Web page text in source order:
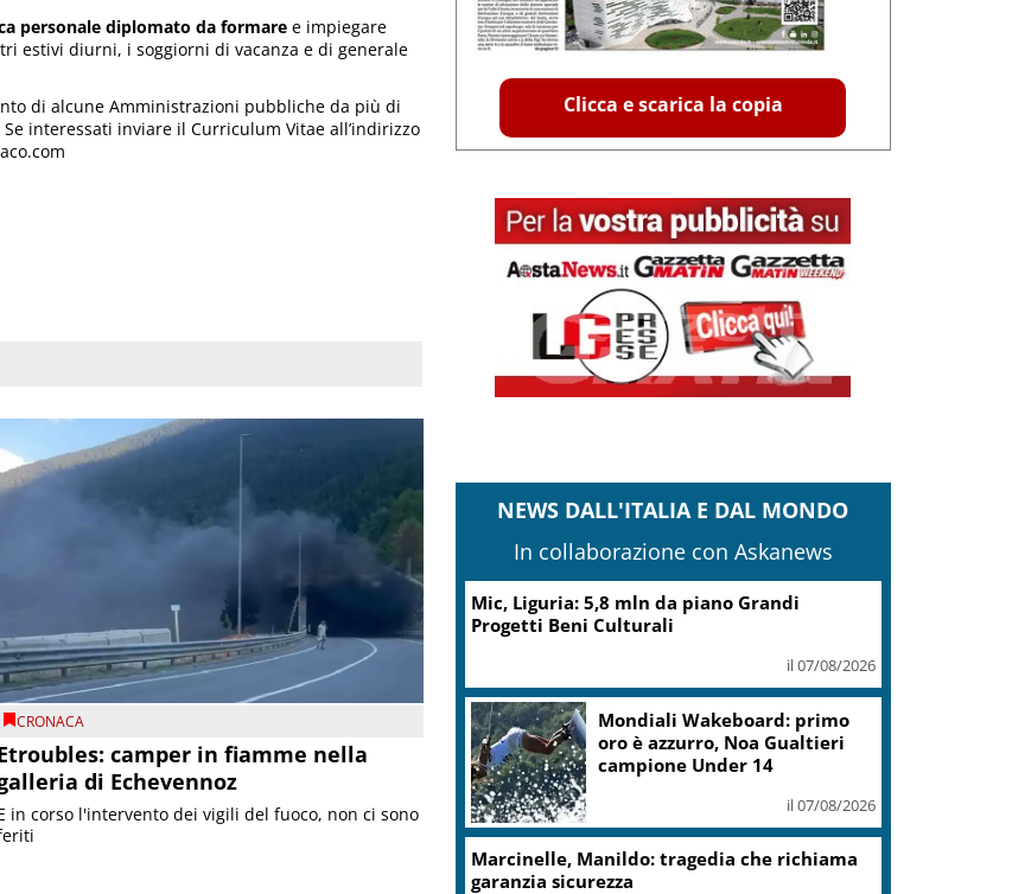
personale diplomato da formare e impiegare
estivi diurni, i soggiorni di vacanza e di generale
di alcune Amministrazioni pubbliche da più di
interessati inviare il Curriculum Vitae all’indirizzo
CRONACA
camper in fiamme nella
di Echevennoz
in corso l'intervento dei vigili del fuoco, non ci sono
Clicca e scarica la copia
NEWS DALL'ITALIA E DAL MONDO
In collaborazione con Askanews
Mic, Liguria: 5,8 mln da piano Grandi
Progetti Beni Culturali
il 07/08/2026
Mondiali Wakeboard: primo
oro è azzurro, Noa Gualtieri
campione Under 14
il 07/08/2026
Marcinelle, Manildo: tragedia che richiama
garanzia sicurezza